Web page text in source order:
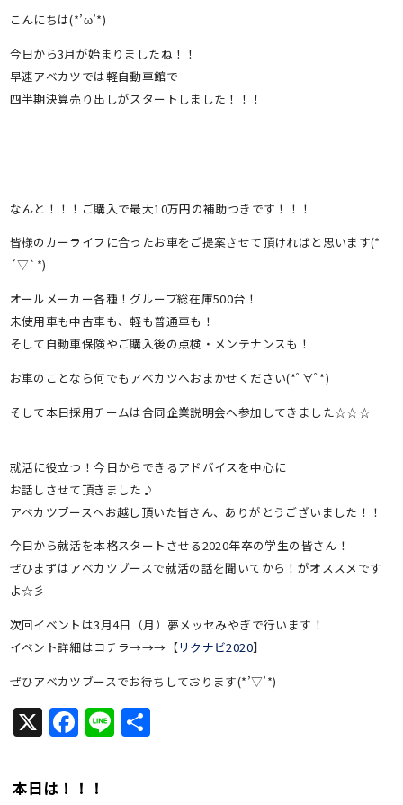
こんにちは(*’ω’*)
今日から3月が始まりましたね！！
早速アベカツでは軽自動車館で
四半期決算売り出しがスタートしました！！！
なんと！！！ご購入で最大10万円の補助つきです！！！
皆様のカーライフに合ったお車をご提案させて頂ければと思います(*
´▽`*)
オールメーカー各種！グループ総在庫500台！
未使用車も中古車も、軽も普通車も！
そして自動車保険やご購入後の点検・メンテナンスも！
お車のことなら何でもアベカツへおまかせください(*ﾟ∀ﾟ*)
そして本日採用チームは合同企業説明会へ参加してきました☆☆☆
就活に役立つ！今日からできるアドバイスを中心に
お話しさせて頂きました♪
アベカツブースへお越し頂いた皆さん、ありがとうございました！！
今日から就活を本格スタートさせる2020年卒の学生の皆さん！
ぜひまずはアベカツブースで就活の話を聞いてから！がオススメです
よ☆彡
次回イベントは3月4日（月）夢メッセみやぎで行います！
イベント詳細はコチラ→→→【リクナビ2020】
ぜひアベカツブースでお待ちしております(*’▽’*)
X Facebook
Line共
本日は！！！